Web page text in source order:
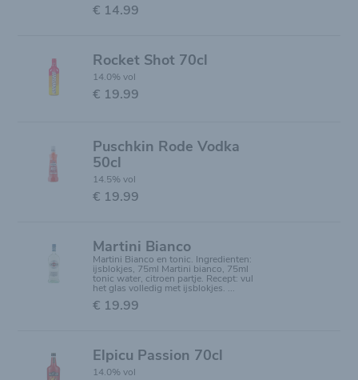
€ 14.99
Rocket Shot 70cl
14.0% vol
€ 19.99
Puschkin Rode Vodka
50cl
14.5% vol
€ 19.99
Martini Bianco
Martini Bianco en tonic. Ingredienten:
ijsblokjes, 75ml Martini bianco, 75ml
tonic water, citroen partje. Recept: vul
het glas volledig met ijsblokjes. ...
€ 19.99
Elpicu Passion 70cl
14.0% vol